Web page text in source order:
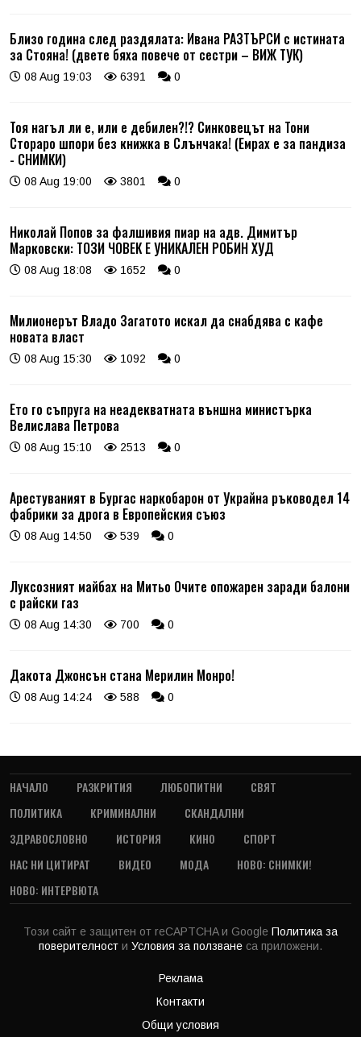
Близо година след раздялата: Ивана РАЗТЪРСИ с истината
за Стояна! (двете бяха повече от сестри – ВИЖ ТУК)
08 Aug 19:03 6391 0
Тоя нагъл ли е, или е дебилен?!? Синковецът на Тони
Стораро шпори без книжка в Слънчака! (Емрах е за пандиза
- СНИМКИ)
08 Aug 19:00 3801 0
Николай Попов за фалшивия пиар на адв. Димитър
Марковски: ТОЗИ ЧОВЕК Е УНИКАЛЕН РОБИН ХУД
08 Aug 18:08 1652 0
Милионерът Владо Загатото искал да снабдява с кафе
новата власт
08 Aug 15:30 1092 0
Ето го съпруга на неадекватната външна министърка
Велислава Петрова
08 Aug 15:10 2513 0
Арестуваният в Бургас наркобарон от Украйна ръководел 14
фабрики за дрога в Европейския съюз
08 Aug 14:50 539 0
Луксозният майбах на Митьо Очите опожарен заради балони
с райски газ
08 Aug 14:30 700 0
Дакота Джонсън стана Мерилин Монро!
08 Aug 14:24 588 0
НАЧАЛО РАЗКРИТИЯ ЛЮБОПИТНИ
СВЯТ
ПОЛИТИКА
КРИМИНАЛНИ
СКАНДАЛНИ
ЗДРАВОСЛОВНО
ИСТОРИЯ КИНО
СПОРТ
НАС НИ ЦИТИРАТ
ВИДЕО МОДА
НОВО: СНИМКИ!
НОВО: ИНТЕРВЮТА
Този сайт е защитен от reCAPTCHA и Google Политика за
поверителност и Условия за ползване са приложени.
Реклама
Контакти
Общи условия